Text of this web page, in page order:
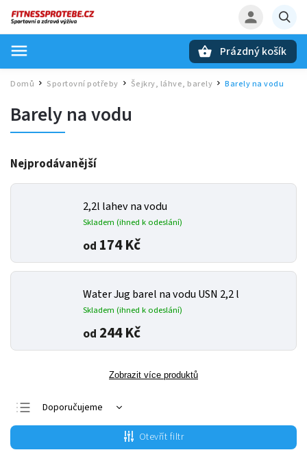
Prázdný košík
Domů / Sportovní potřeby Šejkry, láhve, barely / Barely na vodu
Barely na vodu
Nejprodávanější
2,2l lahev na vodu
Skladem (ihned k odeslání)
od 174 Kč
Water Jug barel na vodu USN 2,2 l
Skladem (ihned k odeslání)
od 244 Kč
Zobrazit více produktů
Doporučujeme
Nejlevnější
Nejdražší
Otevřít filtr